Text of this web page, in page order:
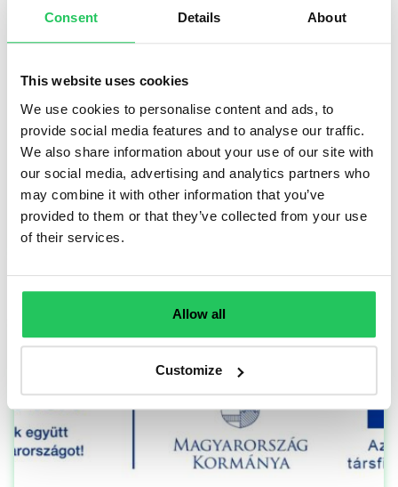
Consent Details About
This website uses cookies
We use cookies to personalise content and ads, to
provide social media features and to analyse our traffic.
We also share information about your use of our site with
our social media, advertising and analytics partners who
may combine it with other information that you’ve
provided to them or that they’ve collected from your use
of their services.
Allow all
Customize
vissza nem térítendő európai uniós
Bejegyzésünkben a projekt sikeres zárásáról
számolunk be.